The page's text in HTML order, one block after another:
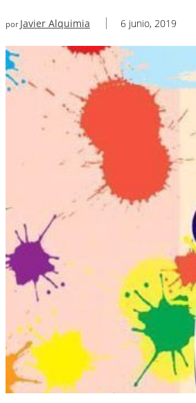
por Javier Alquimia 6 junio, 2019